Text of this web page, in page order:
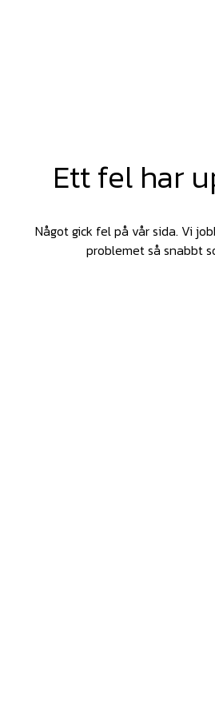
Ett fel har
Något gick fel på vår sida. Vi
problemet så snabbt